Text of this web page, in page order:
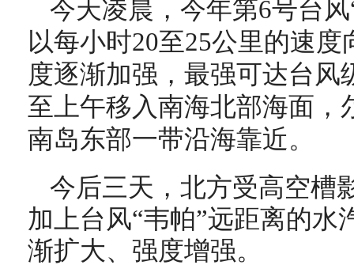
今天凌晨， 今年第6号台
以每小时20至25公里的速度
度逐渐加强，最强可达台风
至上午移入南海北部海面，
南岛东部一带沿海靠近。
今后三天，北方受高空槽
加上台风“韦帕”远距离的水
渐扩大、强度增强。